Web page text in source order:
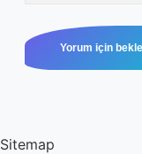
Sitemap